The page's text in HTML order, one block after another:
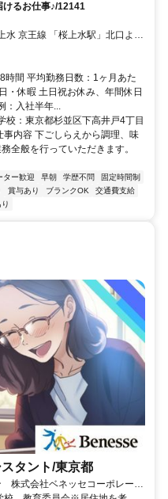
けるお仕事♪/12141
水 京王線 「桜上水駅」北口より
時間 平均勤務日数：1ヶ月あた
・休暇 土日祝お休み、年間休日
：入社半年...
校：東京都杉並区下高井戸4丁目
内容 下ごしらえから調理、味
全般を行っていただきます。
ター歓迎 早朝 学歴不問
固定時間制
賞与あり ブランクOK
交通費支給
タント/東京都
株式会社ベネッセコーポレーシ